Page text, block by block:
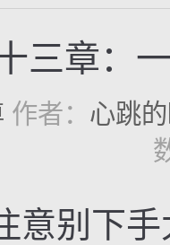
三章：
作者： 心跳
别下手